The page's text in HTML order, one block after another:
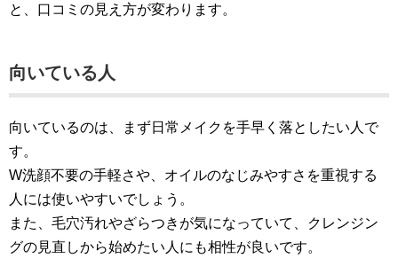
と、口コミの見え方が変わります。
向いている人
向いているのは、まず日常メイクを手早く落としたい人で
す。
W洗顔不要の手軽さや、オイルのなじみやすさを重視する
人には使いやすいでしょう。
また、毛穴汚れやざらつきが気になっていて、クレンジン
グの見直しから始めたい人にも相性が良いです。